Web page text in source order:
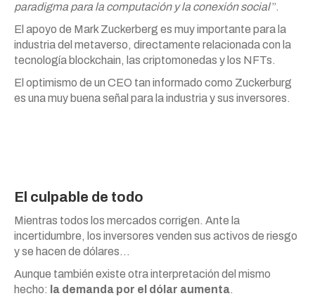
paradigma para la computación y la conexión social”.
El apoyo de Mark Zuckerberg es muy importante para la
industria del metaverso, directamente relacionada con la
tecnología blockchain, las criptomonedas y los NFTs.
El optimismo de un CEO tan informado como Zuckerburg
es una muy buena señal para la industria y sus inversores.
El culpable de todo
Mientras todos los mercados corrigen. Ante la
incertidumbre, los inversores venden sus activos de riesgo
y se hacen de dólares…
Aunque también existe otra interpretación del mismo
hecho: la demanda por el dólar aumenta.